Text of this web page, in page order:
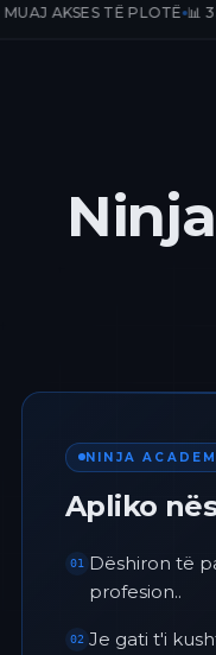
PLOTË 📊 33 TRADE-E TË
NINJA
Apliko
01
Dëshiron të
profesion..
02 Je gati t'i